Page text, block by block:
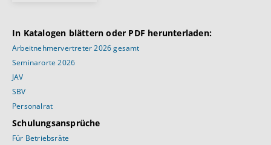
In Katalogen blättern oder PDF herunterladen:
Arbeitnehmervertreter 2026 gesamt
Seminarorte 2026
JAV
SBV
Personalrat
Schulungsansprüche
Für Betriebsräte